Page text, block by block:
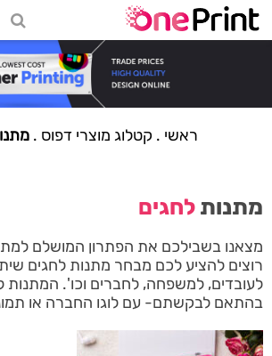
ראשי . קטלוג מוצרי דפוס .
מתנות לחגים
מצאנו בשבילכם את הפתרון המושלם
רוצים להציע לכם מבחר מתנות לחגים
לעובדים, למשפחה, לחברים וכו'. המתנות
בהתאם לבקשתם- עם לוגו החברה או